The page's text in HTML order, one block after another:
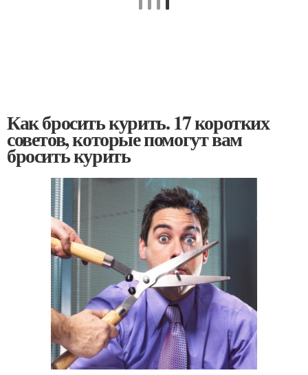
Как бросить курить. 17 коротких
советов, которые помогут вам
бросить курить